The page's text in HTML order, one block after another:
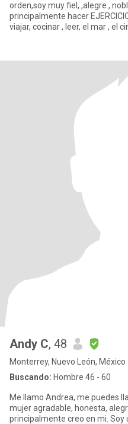
orden,soy muy fiel, ,alegre ,
principalmente hacer EJERCICIO spinning ,bicicleta y CORRER,
Andy C, 48
Monterrey, Nuevo León, México
Buscando: Hombre 46 - 60
Me llamo Andrea, me puedes
mujer agradable, honesta,
principalmente creo en mi.